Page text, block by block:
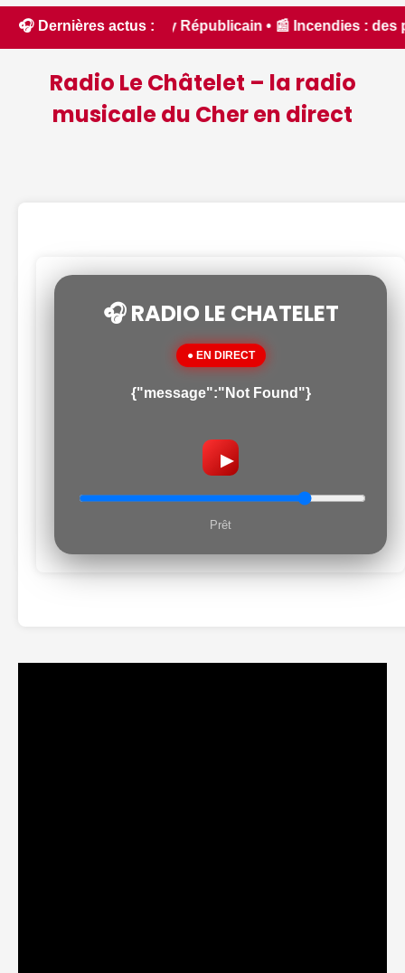
🎧 Dernières actus :
Républicain • 📰 Incendies : des pompiers
Radio Le Châtelet – la radio
musicale du Cher en direct
🎧 RADIO LE CHATELET
● EN DIRECT
{"message":"Not Found"}
▶
Prêt